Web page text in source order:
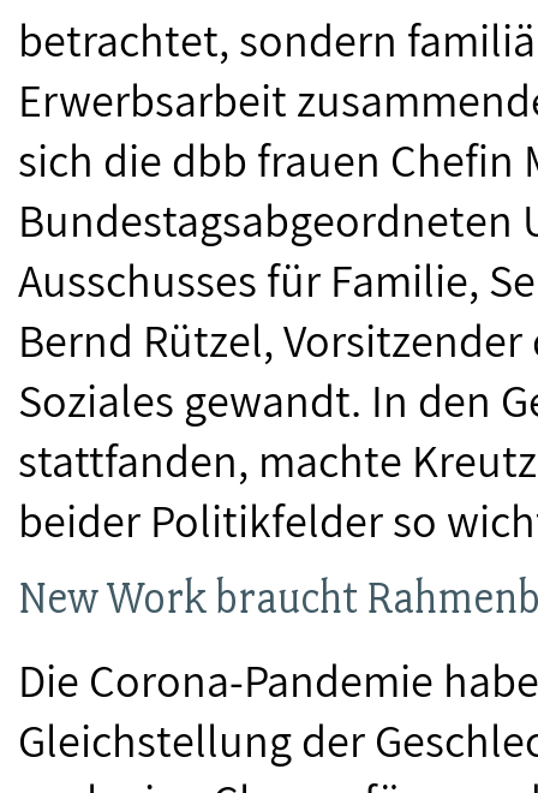
betrachtet, sondern
Erwerbsarbeit
sich die dbb frauen Chefin
Bundestagsabgeordneten
Ausschusses für Familie,
Bernd Rützel,
Soziales gewandt. In den
stattfanden, machte
beider Politikfelder so
New Work braucht
Die Corona-Pandemie
Gleichstellung der